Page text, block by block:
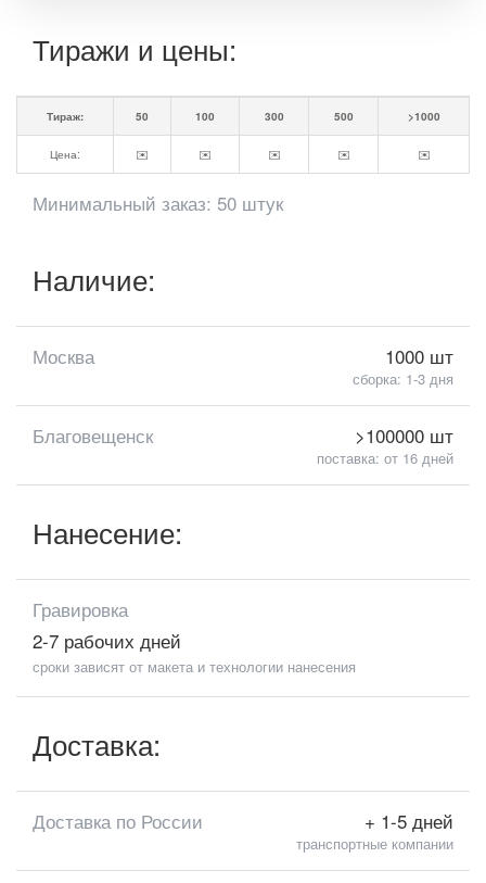
Тиражи и цены:
Тираж: 50 100 300 500 >1000
Цена: ✉️ ✉️ ✉️ ✉️ ✉️
Минимальный заказ: 50 штук
Наличие:
Москва 1000 шт
сборка: 1-3 дня
Благовещенск >100000 шт
поставка: от 16 дней
Нанесение:
Гравировка
2-7 рабочих дней
сроки зависят от макета и технологии нанесения
Доставка:
Доставка по России + 1-5 дней
транспортные компании